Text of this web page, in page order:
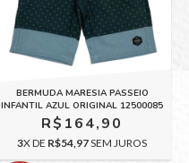
BERMUDA MARESIA PASSEIO
INFANTIL AZUL ORIGINAL 12500085
R$164,90
3X DE R$54,97SEM JUROS